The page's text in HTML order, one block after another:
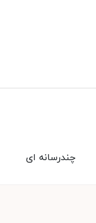
چندرسانه ای